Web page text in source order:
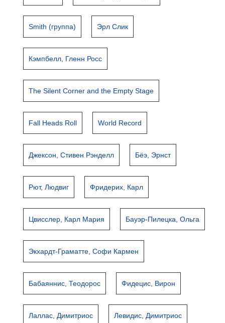
Smith (группа) Эрл Слик
Кэмпбелл, Гленн Росс
The Silent Corner and the Empty Stage
Fall Heads Roll World Record
Джексон, Стивен Рэнделл Бёэ, Эрнст
Рют, Людвиг Фридерих, Карл
Цвисслер, Карл Мария Бауэр-Пилецка, Ольга
Экхардт-Граматте, Софи Кармен
Бабаяннис, Теодорос Фидецис, Вирон
Лаллас, Димитриос Левидис, Димитриос